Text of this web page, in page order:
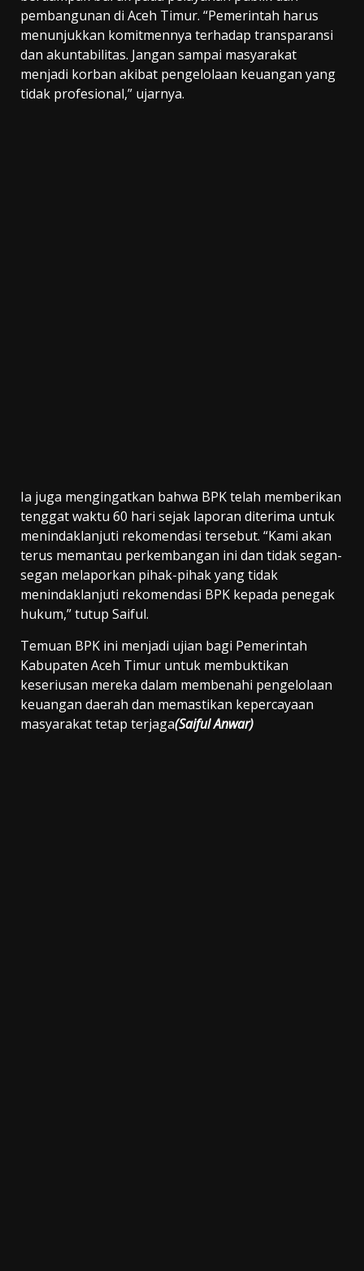
pembangunan di Aceh Timur. “Pemerintah harus
menunjukkan komitmennya terhadap transparansi
dan akuntabilitas. Jangan sampai masyarakat
menjadi korban akibat pengelolaan keuangan yang
tidak profesional,” ujarnya.
Ia juga mengingatkan bahwa BPK telah memberikan
tenggat waktu 60 hari sejak laporan diterima untuk
menindaklanjuti rekomendasi tersebut. “Kami akan
terus memantau perkembangan ini dan tidak segan-
segan melaporkan pihak-pihak yang tidak
menindaklanjuti rekomendasi BPK kepada penegak
hukum,” tutup Saiful.
Temuan BPK ini menjadi ujian bagi Pemerintah
Kabupaten Aceh Timur untuk membuktikan
keseriusan mereka dalam membenahi pengelolaan
keuangan daerah dan memastikan kepercayaan
masyarakat tetap terjaga(Saiful Anwar)